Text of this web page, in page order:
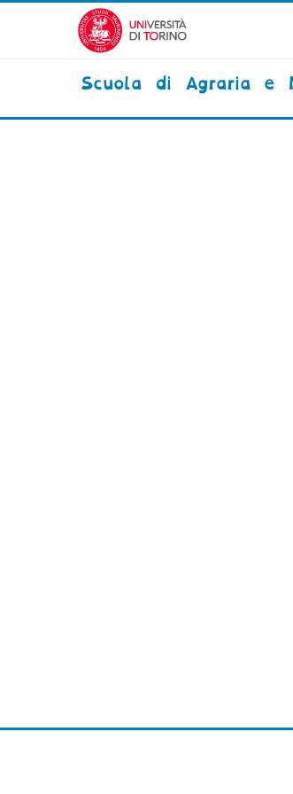
Vai al contenuto principale
Scuola di Agraria e